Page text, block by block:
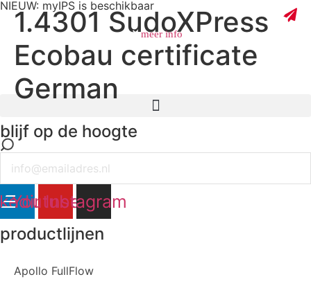
NIEUW: myIPS is beschikbaar
meer info
1.4301 SudoXPress
Ecobau certificate
German
blijf op de hoogte
YoutubeInstagram
productlijnen
Apollo FullFlow